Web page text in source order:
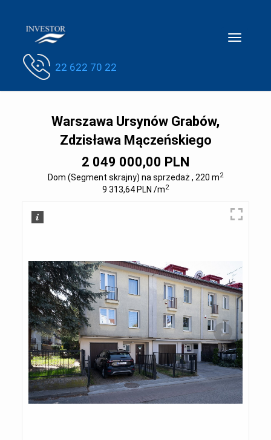
Toggle
22 622 70 22
Warszawa Ursynów Grabów,
Zdzisława Mączeńskiego
2 049 000,00 PLN
Dom (Segment skrajny) na sprzedaż , 220 m2
9 313,64 PLN /m2